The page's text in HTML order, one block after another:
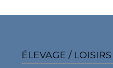
ÉLEVAGE /